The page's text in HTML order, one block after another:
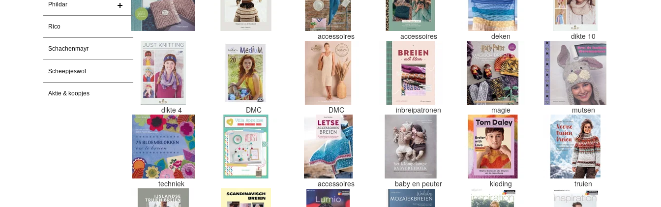
Phildar
Rico
Schachenmayr
Scheepjeswol
Aktie & koopjes
accessoires accessoires deken dikte 10
dikte 4 DMC DMC inbreipatronen magie mutsen
techniek accessoires baby en peuter kleding truien